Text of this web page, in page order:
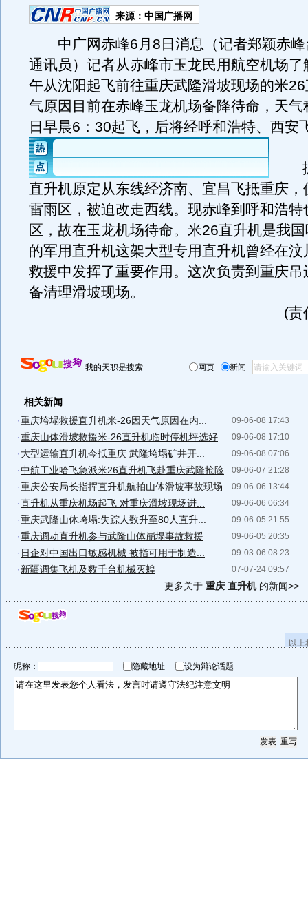
来源： 中国广播网
中广网赤峰6月8日消息（记者郑颖赤峰
通讯员）记者从赤峰市玉龙民用航空机场了
午从沈阳起飞前往重庆武隆滑坡现场的米
气原因目前在赤峰玉龙机场备降待命，天气
日早晨6：30起飞，后将经呼和浩特、西安
据
直升机原定从东线经济南、宜昌飞抵重庆，
雷雨区，被迫改走西线。现赤峰到呼和浩特
区，故在玉龙机场待命。米26直升机是我
的军用直升机这架大型专用直升机曾经在汶
救援中发挥了重要作用。这次负责到重庆吊
备清理滑坡现场。
(责
我的天职是搜索 网页 新闻
相关新闻
09-06-08 17:43
·重庆垮塌救援直升机米-26因天气原因在内...
09-06-08 17:10
·重庆山体滑坡救援米-26直升机临时停机坪选好
09-06-08 07:06
·大型运输直升机今抵重庆 武隆垮塌矿井开...
09-06-07 21:28
·中航工业哈飞急派米26直升机飞赴重庆武隆抢险
09-06-06 13:44
·重庆公安局长指挥直升机航拍山体滑坡事故现场
09-06-06 06:34
·直升机从重庆机场起飞 对重庆滑坡现场进...
09-06-05 21:55
·重庆武隆山体垮塌:失踪人数升至80人直升...
09-06-05 20:35
·重庆调动直升机参与武隆山体崩塌事故救援
09-03-06 08:23
· 日企对中国出口敏感机械 被指可用于制造...
07-07-24 09:57
·新疆调集飞机及数千台机械灭蝗
更多关于 重庆 直升机的新闻>>
以
昵称： 隐藏地址 设为辩论话题